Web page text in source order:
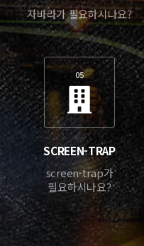
자바라가 필요하시나요?
05
SCREEN-TRAP
screen-trap가
필요하시나요?